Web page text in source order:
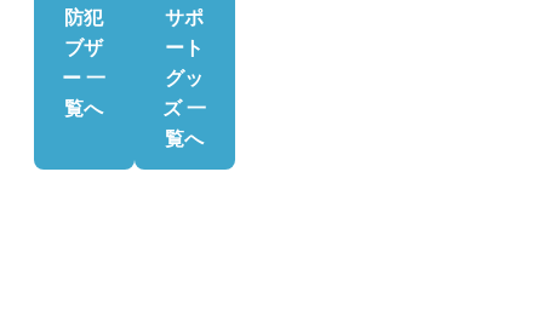
防犯
ブザ
ー 一
覧へ
サポ
ート
グッ
ズ 一
覧へ